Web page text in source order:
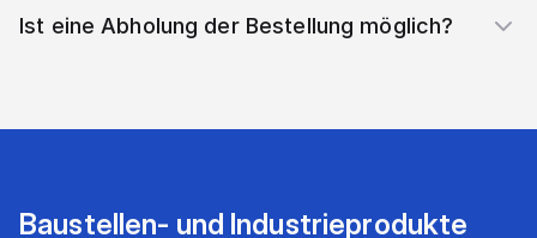
Ist eine Abholung der Bestellung möglich?
Baustellen- und Industrieprodukte